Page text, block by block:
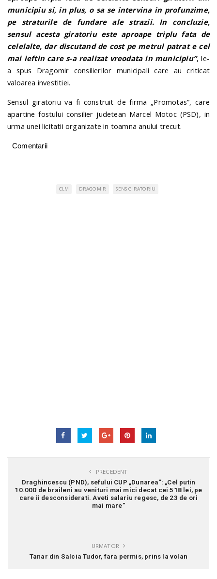
municipiu si, in plus, o sa se intervina in profunzime,
pe straturile de fundare ale strazii. In concluzie,
sensul acesta giratoriu este aproape triplu fata de
celelalte, dar discutand de cost pe metrul patrat e cel
mai ieftin care s-a realizat vreodata in municipiu”, le-
a spus Dragomir consilierilor municipali care au criticat
valoarea investitiei.
Sensul giratoriu va fi construit de firma „Promotas”, care
apartine fostului consilier judetean Marcel Motoc (PSD), in
urma unei licitatii organizate in toamna anului trecut.
Comentarii
CLM DRAGOMIR SENS GIRATORIU
PRECEDENT
Draghincescu (PND), sefului CUP „Dunarea”: „Cel putin
10.000 de braileni au venituri mai mici decat cei 518 lei, pe
care ii desconsiderati. Aveti salariu regesc, de 23 de ori
mai mare”
URMATOR
Tanar din Salcia Tudor, fara permis, prins la volan